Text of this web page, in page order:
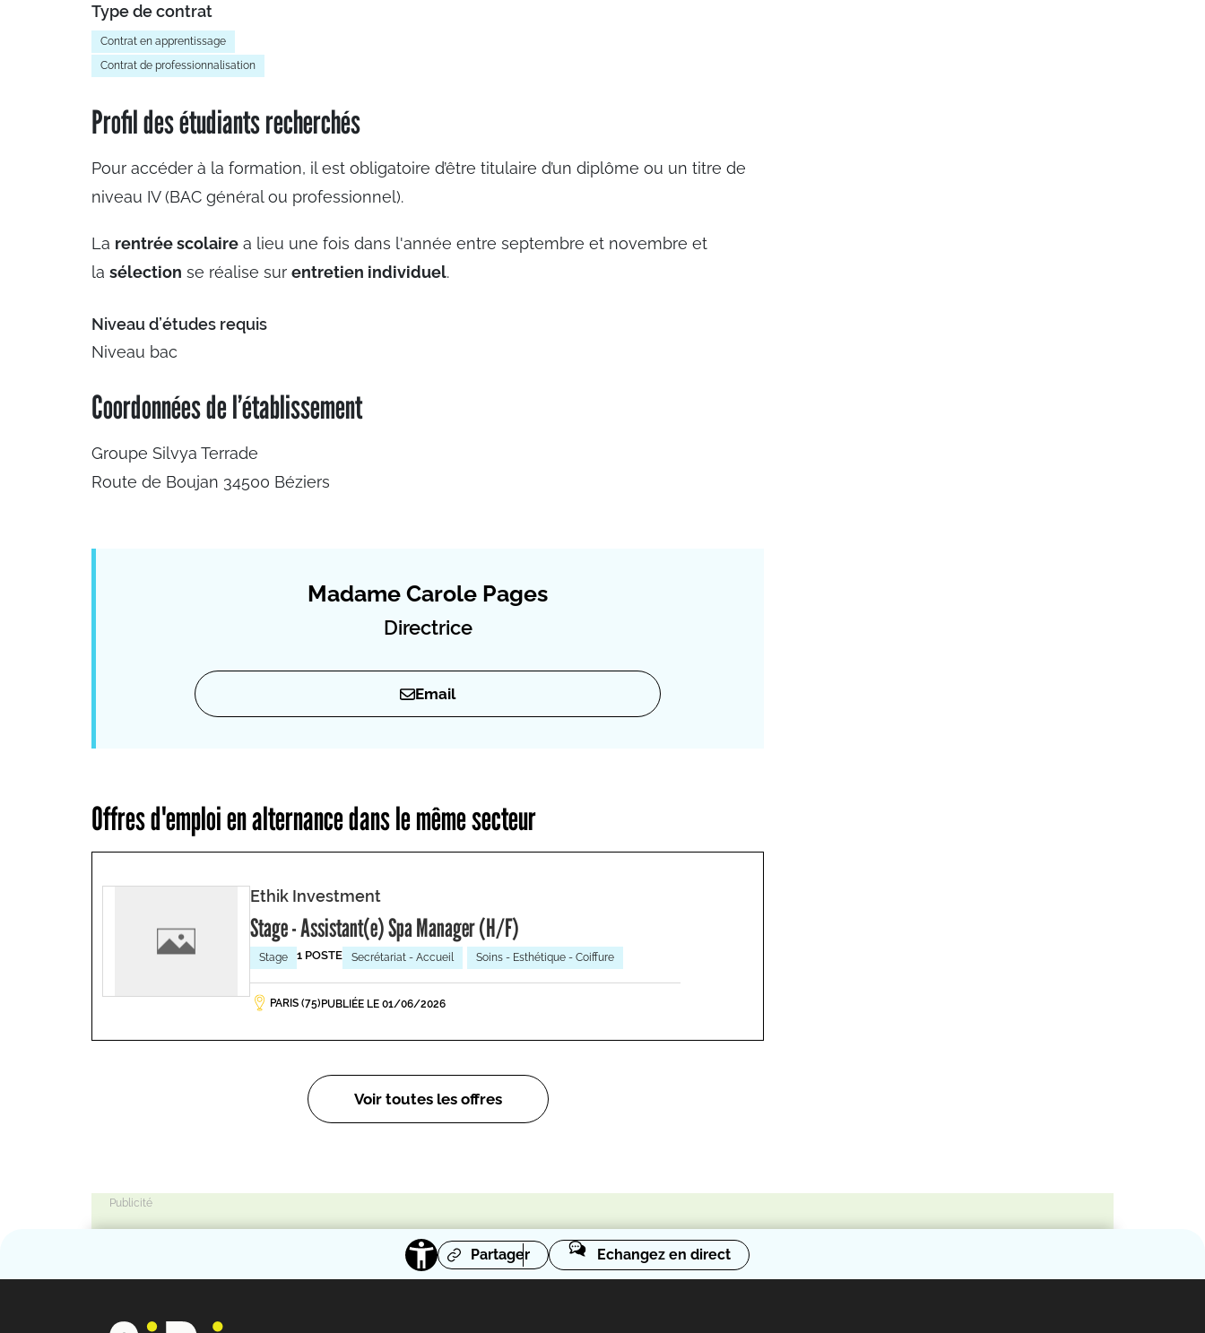
Type de contrat
Contrat en apprentissage
Contrat de professionnalisation
Profil des étudiants recherchés
Pour accéder à la formation, il est obligatoire d’être titulaire d’un diplôme ou un titre de
niveau IV (BAC général ou professionnel).
La rentrée scolaire a lieu une fois dans l'année entre septembre et novembre et
la sélection se réalise sur entretien individuel.
Niveau d’études requis
Niveau bac
Coordonnées de l’établissement
Groupe Silvya Terrade
Route de Boujan 34500 Béziers
Madame Carole Pages
Directrice
Email
Offres d'emploi en alternance dans le même secteur
Ethik Investment
Stage - Assistant(e) Spa Manager (H/F)
Stage 1 POSTE Secrétariat - Accueil Soins - Esthétique - Coiffure
PARIS (75) PUBLIÉE LE 01/06/2026
Voir toutes les offres
Partager Echangez en direct